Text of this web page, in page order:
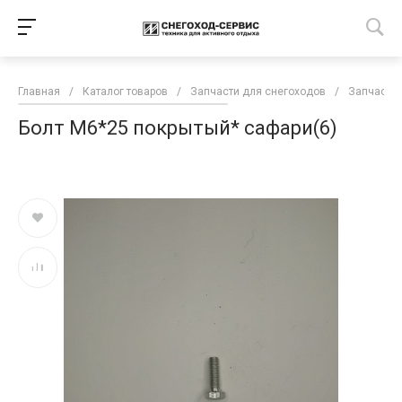
Главная / Каталог товаров / Запчасти для снегоходов / Запчасти
Болт М6*25 покрытый* сафари(6)